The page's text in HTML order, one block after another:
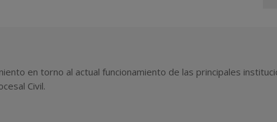
en torno al actual funcionamiento de las principales
Civil.